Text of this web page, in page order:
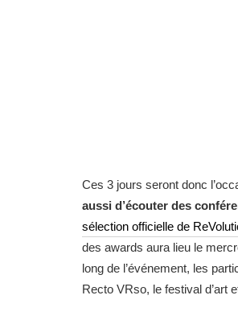
Ces 3 jours seront donc
aussi d’écouter des
sélection officielle de
des awards aura lieu le
long de l’événement, les
Recto VRso, le festival d’art